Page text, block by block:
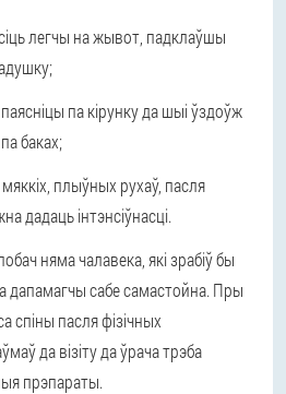
легчы на жывот, падклаўшы
па кірунку да шыі ўздоўж
баках;
плыўных рухаў, пасля
дадаць інтэнсіўнасці.
няма чалавека, які зрабіў бы
дапамагчы сабе самастойна. Пры
спіны пасля фізічных
да візіту да ўрача трэба
прэпараты.